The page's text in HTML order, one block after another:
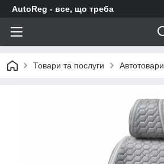
AutoReg - все, що треба
Товари та послуги Автотовари